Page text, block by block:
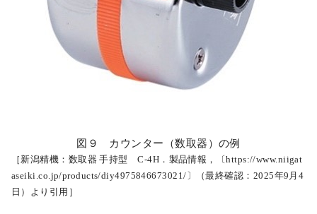
図９ カウンター（数取器）の例
［新潟精機：数取器 手持型 C-4H．製品情報，〔https://www.niigat
aseiki.co.jp/products/diy4975846673021/〕（最終確認：2025年9月4
日）より引用］